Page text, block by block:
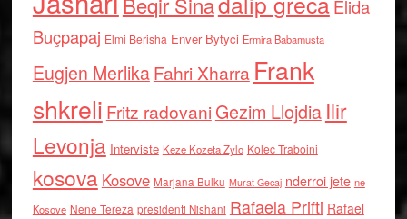
Elida
Buçpapaj Elmi Berisha Enver Bytyci Ermira Babamusta
Eugjen MerlikaFahri Xharra Frank
shkreli Fritz radovaniGezim Llojdia Ilir
Levonja Interviste Keze Kozeta Zylo Kolec Traboini
kosova Kosove Marjana Bulku Murat Gecaj nderroi jete ne
Kosove Nene Tereza presidenti Nishani Rafaela Prifti Rafael